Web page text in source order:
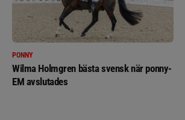
PONNY
Wilma Holmgren bästa svensk när ponny-
EM avslutades